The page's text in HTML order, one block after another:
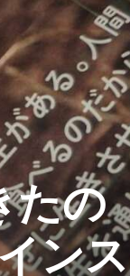
たの
ンス